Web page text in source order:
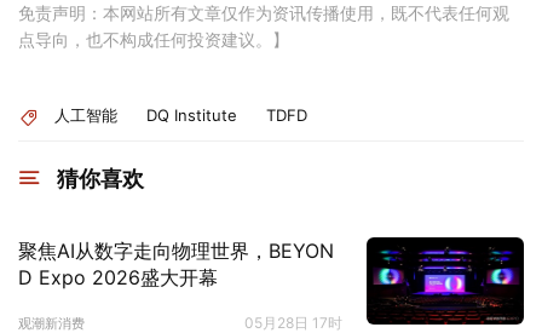
免责声明：本网站所有文章仅作为资讯传播使用，既不代表任何观
点导向，也不构成任何投资建议。】
人工智能 DQ Institute TDFD
猜你喜欢
聚焦AI从数字走向物理世界，BEYON
D Expo 2026盛大开幕
观潮新消费 05月28日 17时